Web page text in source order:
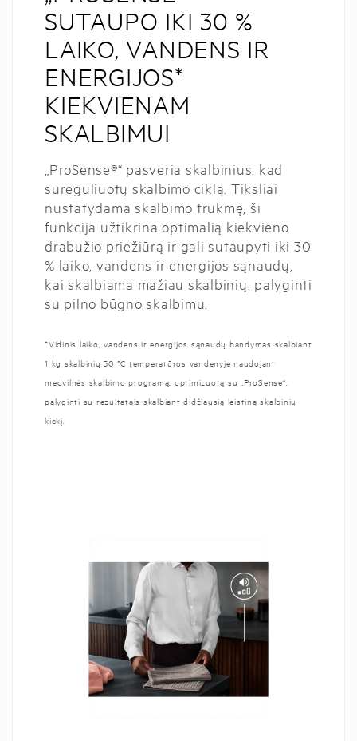
SUTAUPO IKI 30 %
LAIKO, VANDENS IR
ENERGIJOS*
KIEKVIENAM
SKALBIMUI
„ProSense®“ pasveria skalbinius, kad
sureguliuotų skalbimo ciklą. Tiksliai
nustatydama skalbimo trukmę, ši
funkcija užtikrina optimalią kiekvieno
drabužio priežiūrą ir gali sutaupyti iki 30
% laiko, vandens ir energijos sąnaudų,
kai skalbiama mažiau skalbinių, palyginti
su pilno būgno skalbimu.
*Vidinis laiko, vandens ir energijos sąnaudų bandymas skalbiant
1 kg skalbinių 30 °C temperatūros vandenyje naudojant
medvilnės skalbimo programą, optimizuotą su „ProSense“,
palyginti su rezultatais skalbiant didžiausią leistiną skalbinių
kiekį.